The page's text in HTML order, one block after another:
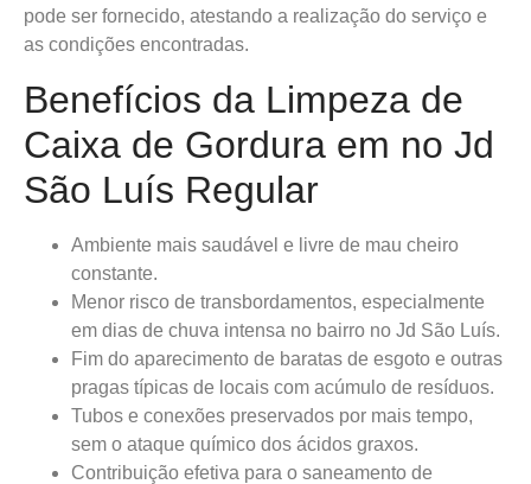
pode ser fornecido, atestando a realização do serviço e
as condições encontradas.
Benefícios da Limpeza de
Caixa de Gordura em no Jd
São Luís Regular
Ambiente mais saudável e livre de mau cheiro
constante.
Menor risco de transbordamentos, especialmente
em dias de chuva intensa no bairro no Jd São Luís.
Fim do aparecimento de baratas de esgoto e outras
pragas típicas de locais com acúmulo de resíduos.
Tubos e conexões preservados por mais tempo,
sem o ataque químico dos ácidos graxos.
Contribuição efetiva para o saneamento de